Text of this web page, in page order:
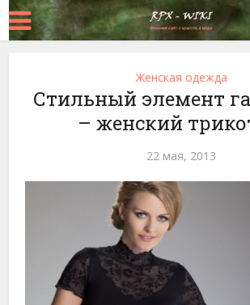
Женская одежда
Стильный элемент
– женский
22 мая, 2013